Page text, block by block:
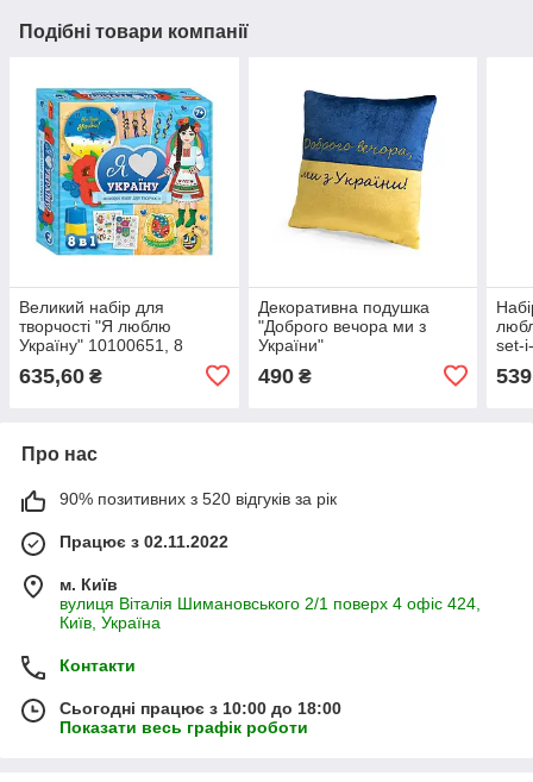
Подібні товари компанії
Великий набір для
творчості "Я люблю
Україну" 10100651, 8
635,60 ₴
Декоративна подушка
"Доброго вечора ми з
України"
FWPPILLOW22BLYL00, 38
см
490₴
set-
539
Про нас
90% позитивних з 520 відгуків за рік
Працює з 02.11.2022
м. Київ
вулиця Віталія Шимановського 2/1 поверх 4 офіс 424,
Київ, Україна
Контакти
Сьогодні працює з 10:00 до 18:00
Показати весь графік роботи